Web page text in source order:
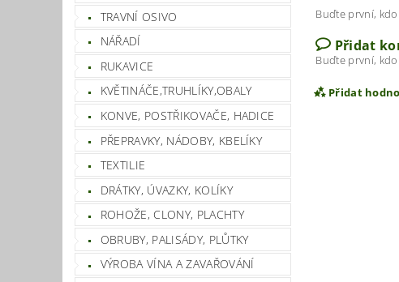
TRAVNÍ OSIVO
NÁŘADÍ
RUKAVICE
KVĚTINÁČE,TRUHLÍKY,OBALY
KONVE, POSTŘIKOVAČE, HADICE
PŘEPRAVKY, NÁDOBY, KBELÍKY
TEXTILIE
DRÁTKY, ÚVAZKY, KOLÍKY
ROHOŽE, CLONY, PLACHTY
OBRUBY, PALISÁDY, PLŮTKY
VÝROBA VÍNA A ZAVAŘOVÁNÍ
Buďte první,
Přidat
Buďte první,
Přidat